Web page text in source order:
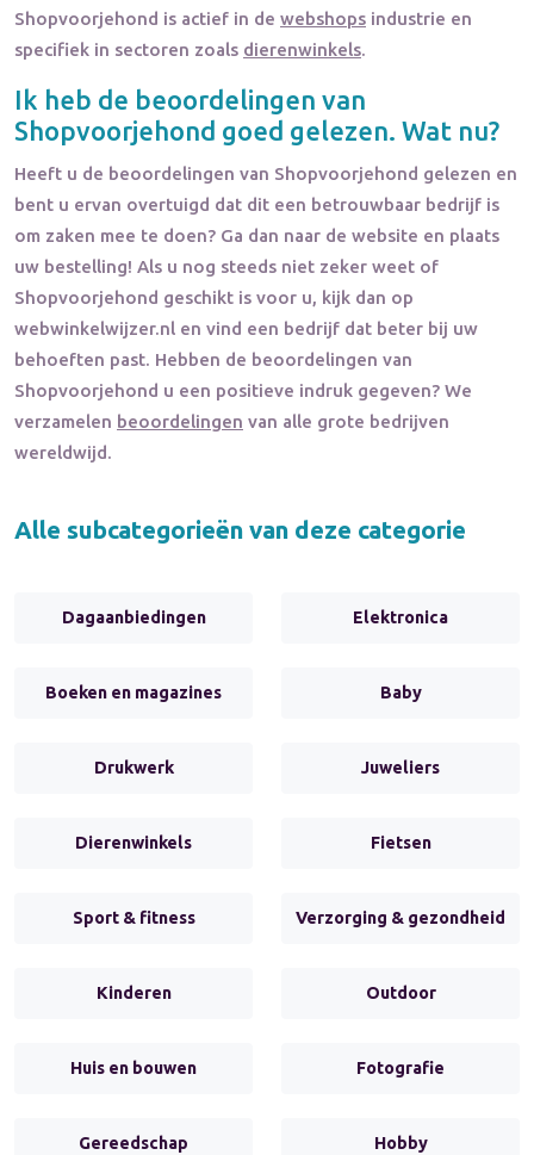
Shopvoorjehond is actief in de webshops industrie en
specifiek in sectoren zoals dierenwinkels.
Ik heb de beoordelingen van
Shopvoorjehond goed gelezen. Wat nu?
Heeft u de beoordelingen van Shopvoorjehond gelezen en
bent u ervan overtuigd dat dit een betrouwbaar bedrijf is
om zaken mee te doen? Ga dan naar de website en plaats
uw bestelling! Als u nog steeds niet zeker weet of
Shopvoorjehond geschikt is voor u, kijk dan op
webwinkelwijzer.nl en vind een bedrijf dat beter bij uw
behoeften past. Hebben de beoordelingen van
Shopvoorjehond u een positieve indruk gegeven? We
verzamelen beoordelingen van alle grote bedrijven
wereldwijd.
Alle subcategorieën van deze categorie
Dagaanbiedingen Elektronica
Boeken en magazines Baby
Drukwerk Juweliers
Dierenwinkels Fietsen
Sport & fitness Verzorging & gezondheid
Kinderen Outdoor
Huis en bouwen Fotografie
Gereedschap Hobby